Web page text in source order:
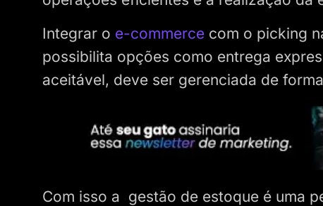
Integrar o e-commerce com o picking
possibilita opções como entrega
aceitável, deve ser gerenciada de
Com isso a gestão de estoque é uma